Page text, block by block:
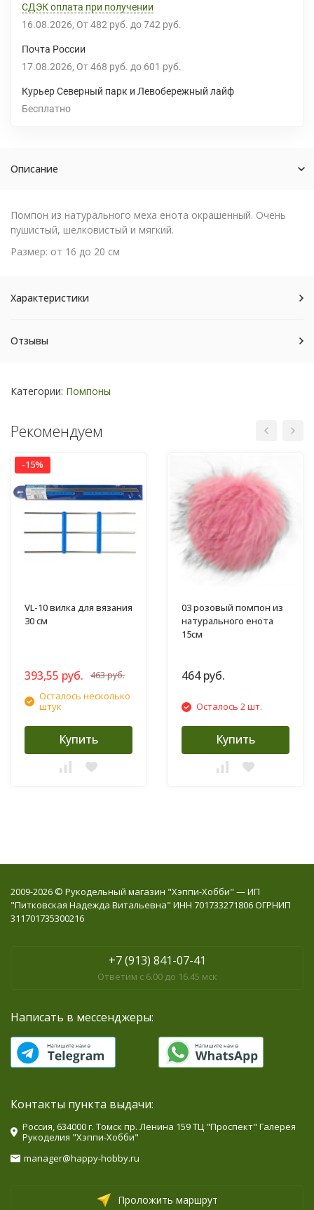
СДЭК оплата при получении
16.08.2026 От 482 руб. до 742 руб.
Почта России
17.08.2026 От 468 руб. до 601 руб.
Курьер Северный парк и Левобережный лайф
Бесплатно
Описание
Помпон из натурального меха енота окрашенный. Очень
пушистый, шелковистый и мягкий.
Размер: от 16 до 20 см
Характеристики
Отзывы
Категории: Помпоны
Рекомендуем
-15%
VL-10 вилка для вязания
30 см
393,55 руб. 463 руб.
Осталось несколько
штук
Купить
03 розовый помпон из
натурального енота
15см
464 руб.
Осталось 2 шт.
Купить
2009-2026 © Рукодельный магазин "Хэппи-Хобби" — ИП
"Питковская Надежда Витальевна" ИНН 701733271806 ОГРНИП
311701735300216
+7 (913) 841-07-41
Ответим с 6.00 до 16.45 мск
Написать в мессенджеры:
Контакты пункта выдачи:
Россия, 634000 г. Томск пр. Ленина 159 ТЦ "Проспект" Галерея
Рукоделия "Хэппи-Хобби"
manager@happy-hobby.ru
Проложить маршрут